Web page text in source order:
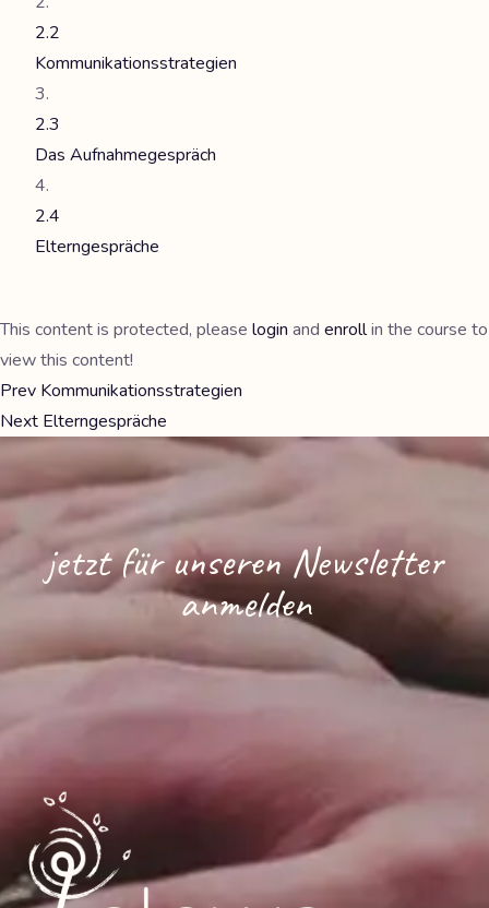
2.2
Kommunikationsstrategien
2.3
Das Aufnahmegespräch
2.4
Elterngespräche
This content is protected, please login and enrollin the course to
view this content!
Prev Kommunikationsstrategien
Next Elterngespräche
jetzt für unseren Newsletter
anmelden